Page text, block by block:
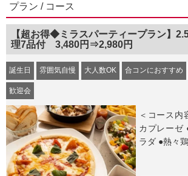
プラン / コース
【超お得◆ミラスパーティープラン】
理7品付 3,480円⇒2,980円
誕生日 雰囲気自慢 大人数OK 合コンにおすすめ
歓迎会
＜コース内容＞ ●新鮮ト
カプレーゼ ●ベーコンチーズサ
ラダ ●熱